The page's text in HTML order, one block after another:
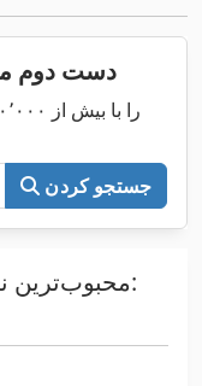
دست دوم
جستجو کردن
محبوب‌ترین نام‌های ماشین‌آلات را مرور کنید: